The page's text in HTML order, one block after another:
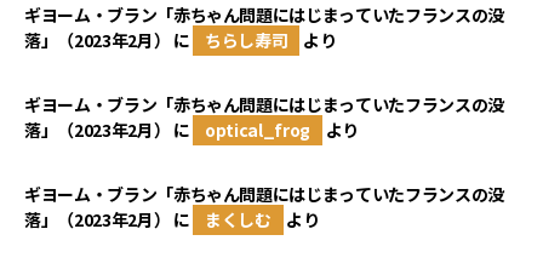
ギヨーム・ブラン「赤ちゃん問題にはじまっていたフランスの没
落」（2023年2月） に ちらし寿司 より
ギヨーム・ブラン「赤ちゃん問題にはじまっていたフランスの没
落」（2023年2月） に optical_frog より
ギヨーム・ブラン「赤ちゃん問題にはじまっていたフランスの没
落」（2023年2月） に まくしむ より